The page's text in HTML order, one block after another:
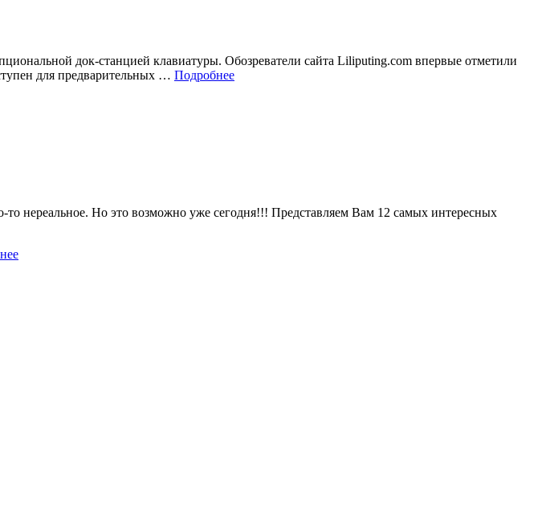
док-станцией клавиатуры. Обозреватели сайта Liliputing.com впервые отметили
для предварительных … Подробнее
то нереальное. Но это возможно уже сегодня!!! Представляем Вам 12 самых интересных